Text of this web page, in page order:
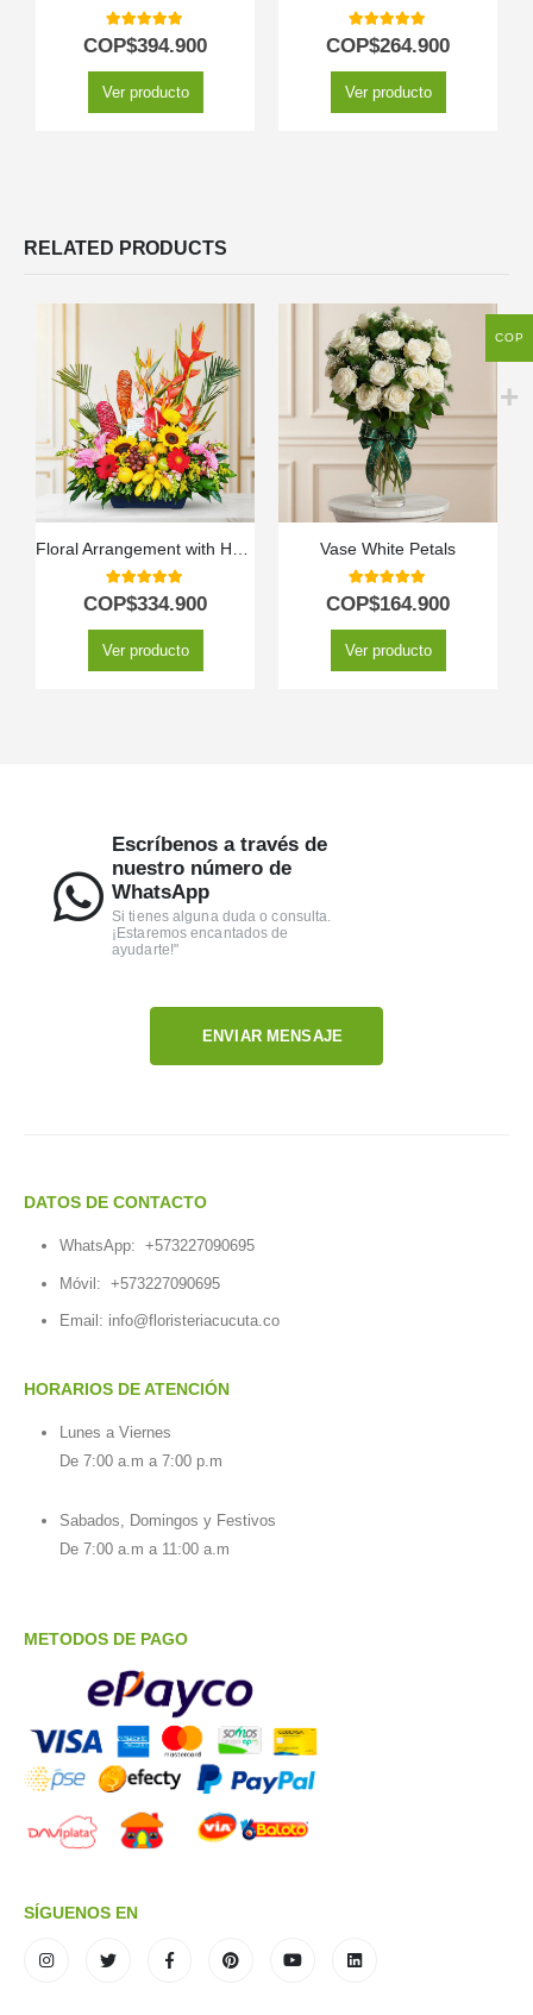
5.00out of 5
COP$394.900
Ver producto
5.00out of 5
COP$264.900
Ver producto
RELATED PRODUCTS
Floral Arrangement with Hawaiian Fruits
5.00out of 5
COP$334.900
Ver producto
Vase White Petals
5.00out of 5
COP$164.900
Ver producto
Escríbenos a través de
nuestro número de
WhatsApp
Si tienes alguna duda o consulta.
¡Estaremos encantados de
ayudarte!"
ENVIAR MENSAJE
DATOS DE CONTACTO
WhatsApp: +573227090695
Móvil: +573227090695
Email: info@floristeriacucuta.co
HORARIOS DE ATENCIÓN
Lunes a Viernes
De 7:00 a.m a 7:00 p.m
Sabados, Domingos y Festivos
De 7:00 a.m a 11:00 a.m
METODOS DE PAGO
SÍGUENOS EN
COP